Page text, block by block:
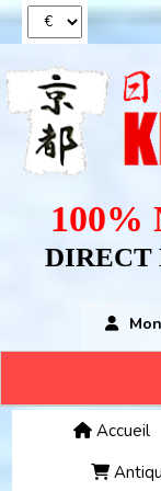
100%
DIRECT
Accueil
Panneau de gestion